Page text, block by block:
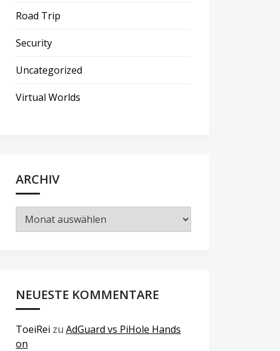
Road Trip
Security
Uncategorized
Virtual Worlds
ARCHIV
Archiv
NEUESTE KOMMENTARE
ToeiRei zu AdGuard vs PiHole Hands
on